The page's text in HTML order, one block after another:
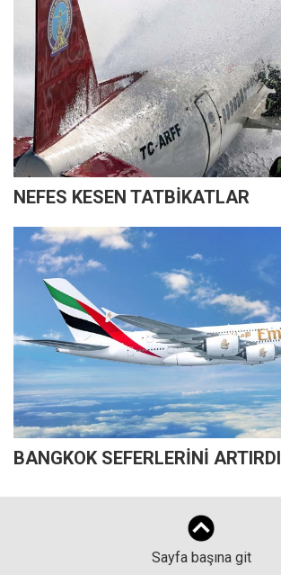
NEFES KESEN TATBİKATLAR
BANGKOK SEFERLERİNİ ARTIRDI
Sayfa başına git